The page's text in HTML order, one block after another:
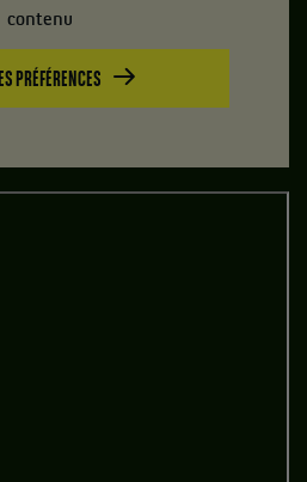
contenu
PRÉFÉRENCES